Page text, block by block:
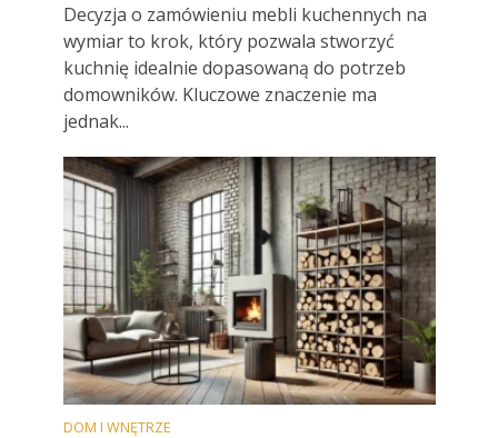
Decyzja o zamówieniu mebli kuchennych na
wymiar to krok, który pozwala stworzyć
kuchnię idealnie dopasowaną do potrzeb
domowników. Kluczowe znaczenie ma
jednak...
DOM I WNĘTRZE